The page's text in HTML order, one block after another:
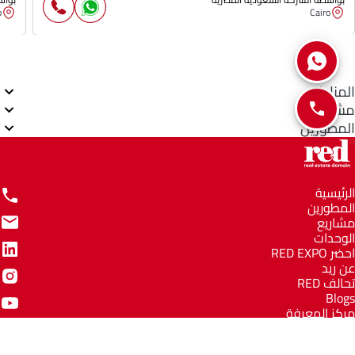
Cairo
المناطق
مشاريع
المطورين
الرئيسية
المطورين
مشاريع
الوحدات
احضر RED EXPO
عن ريد
تحالف RED
Blogs
مركز المعرفة